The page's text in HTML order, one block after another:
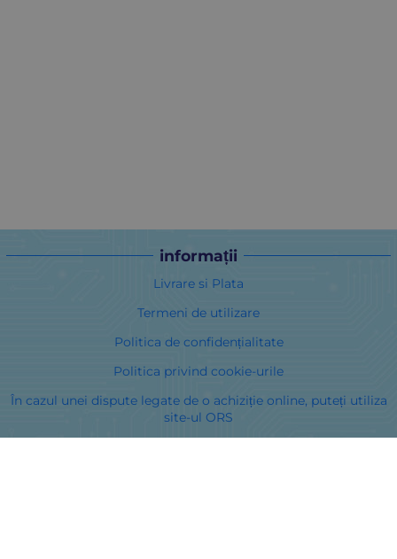
informații
Livrare si Plata
Termeni de utilizare
Politica de confidențialitate
Politica privind cookie-urile
În cazul unei dispute legate de o achiziție online, puteți utiliza
site-ul ORS